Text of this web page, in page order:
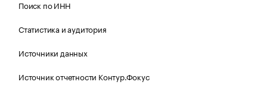
Поиск по ИНН
Статистика и аудитория
Источники данных
Источник отчетности Контур.Фокус